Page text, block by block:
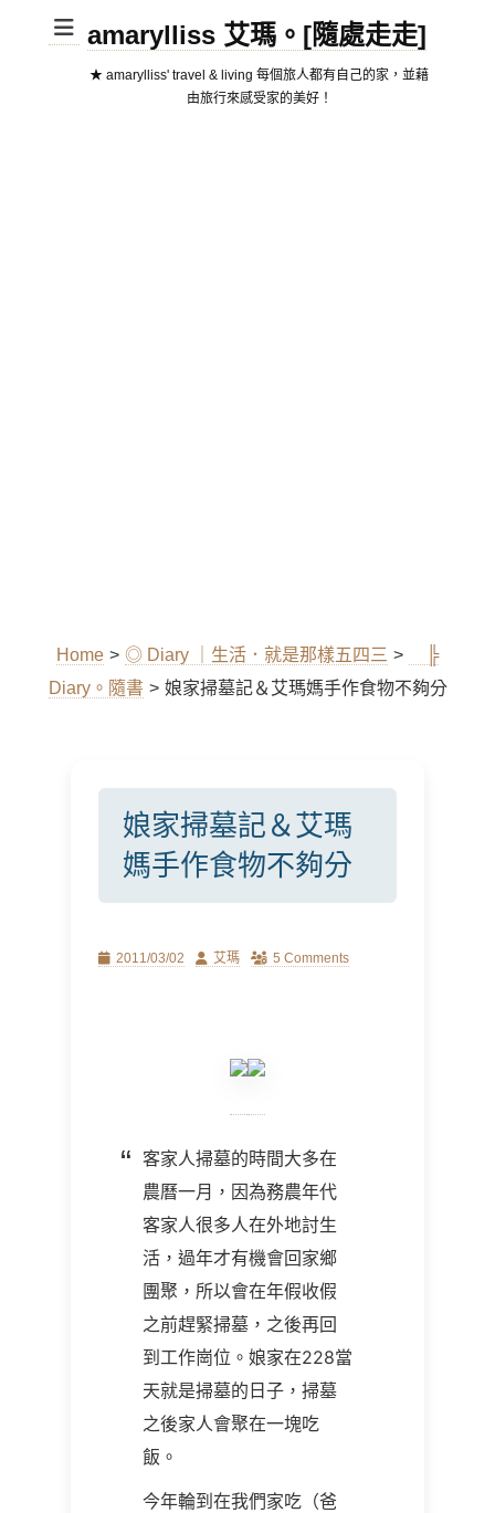
amarylliss 艾瑪。[隨處走走]
★ amarylliss' travel & living 每個旅人都有自己的家，並藉
由旅行來感受家的美好！
Home > ◎ Diary ｜生活．就是那樣五四三 >
╠
Diary。隨書 > 娘家掃墓記＆艾瑪媽手作食物不夠分
娘家掃墓記＆艾瑪
媽手作食物不夠分
Posted2011/03/02 Author
艾瑪 5 Comments
客家人掃墓的時間大多在
農曆一月，因為務農年代
客家人很多人在外地討生
活，過年才有機會回家鄉
團聚，所以會在年假收假
之前趕緊掃墓，之後再回
到工作崗位。娘家在228當
天就是掃墓的日子，掃墓
之後家人會聚在一塊吃
飯。
今年輪到在我們家吃（爸